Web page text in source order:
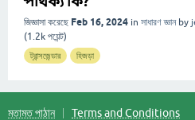
জিজ্ঞাসা করেছে Feb 16, 2024 in সাধারণ জ্ঞান by
(1.2k পয়েন্ট)
ট্রান্সজেন্ডার হিজড়া
মতামত পাঠান
Terms and Conditions